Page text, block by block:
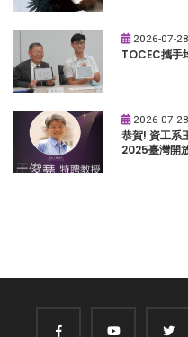
2026-07-28
TOCEC攜手
2026-07-28
恭賀! 資工系
2025臺灣開